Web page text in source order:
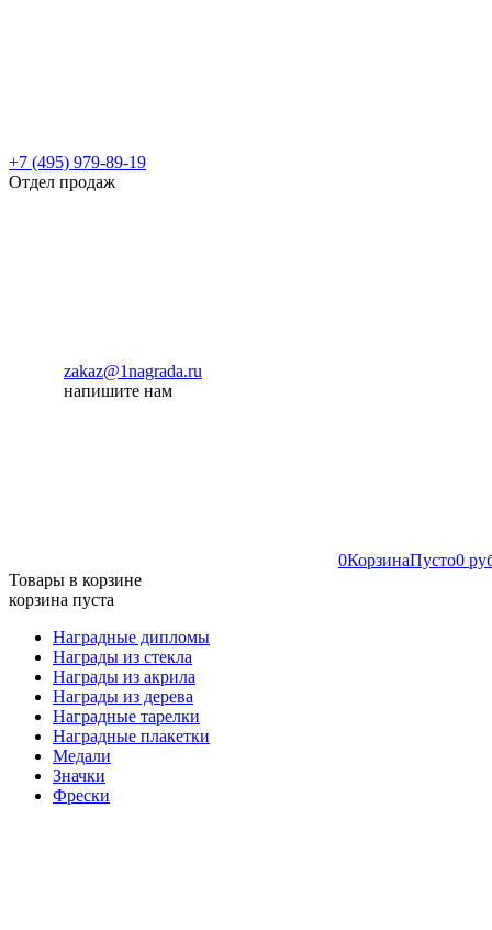
+7 (495) 979-89-19
Отдел продаж
zakaz@1nagrada.ru
напишите нам
0КорзинаПусто0
Товары в корзине
корзина пуста
Наградные дипломы
Награды из стекла
Награды из акрила
Награды из дерева
Наградные тарелки
Наградные плакетки
Медали
Значки
Фрески